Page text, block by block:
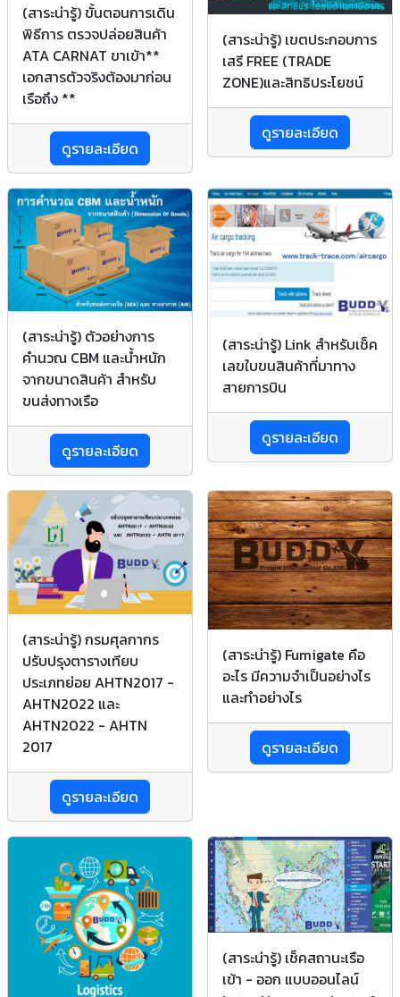
(สาระน่ารู้) ขั้นตอนการเดิน
พิธีการ ตรวจปล่อยสินค้า
ATA CARNAT ขาเข้า**
เอกสารตัวจริงต้องมาก่อน
เรือถึง **
ดูรายละเอียด
(สาระน่ารู้) เขตประกอบการ
เสรี FREE (TRADE
ZONE)และสิทธิประโยชน์
ดูรายละเอียด
(สาระน่ารู้) ตัวอย่างการ
คำนวณ CBM และน้ำหนัก
จากขนาดสินค้า สำหรับ
ขนส่งทางเรือ
ดูรายละเอียด
(สาระน่ารู้) Link สำหรับเช็ค
เลขใบขนสินค้าที่มาทาง
สายการบิน
ดูรายละเอียด
(สาระน่ารู้) กรมศุลกากร
ปรับปรุงตารางเทียบ
ประเภทย่อย AHTN2017 -
AHTN2022 และ
AHTN2022 - AHTN
2017
ดูรายละเอียด
(สาระน่ารู้) Fumigate คือ
อะไร มีความจำเป็นอย่างไร
และทำอย่างไร
ดูรายละเอียด
(สาระน่ารู้) เช็คสถานะเรือ
เข้า - ออก แบบออนไลน์